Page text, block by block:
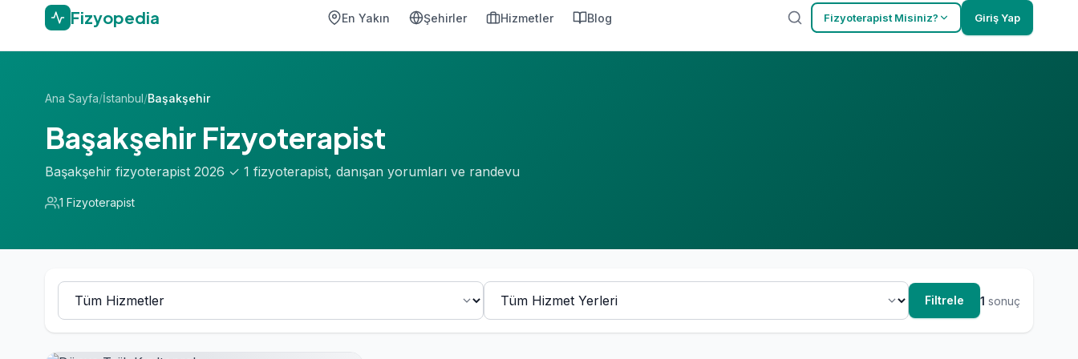
Fizyopedia En Yakın Şehirler Hizmetler Blog Fizyoterapist Misiniz? Giriş Yap
Ana Sayfa/İstanbul/Başakşehir
Başakşehir Fizyoterapist
Başakşehir fizyoterapist 2026 ✓ 1 fizyoterapist, danışan yorumları ve randevu
1 Fizyoterapist
Filtrele 1 sonuç